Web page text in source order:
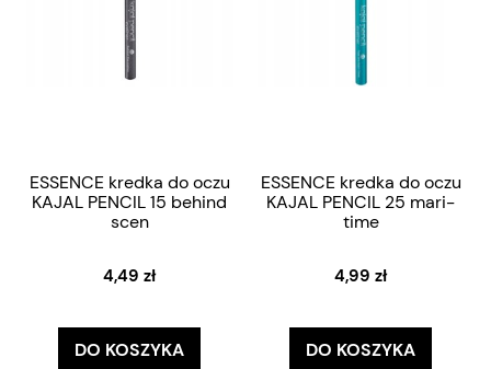
ESSENCE kredka do oczu
KAJAL PENCIL 15 behind
scen
4,49 zł
DO KOSZYKA
ESSENCE kredka do oczu
KAJAL PENCIL 25 mari-
time
4,99 zł
DO KOSZYKA